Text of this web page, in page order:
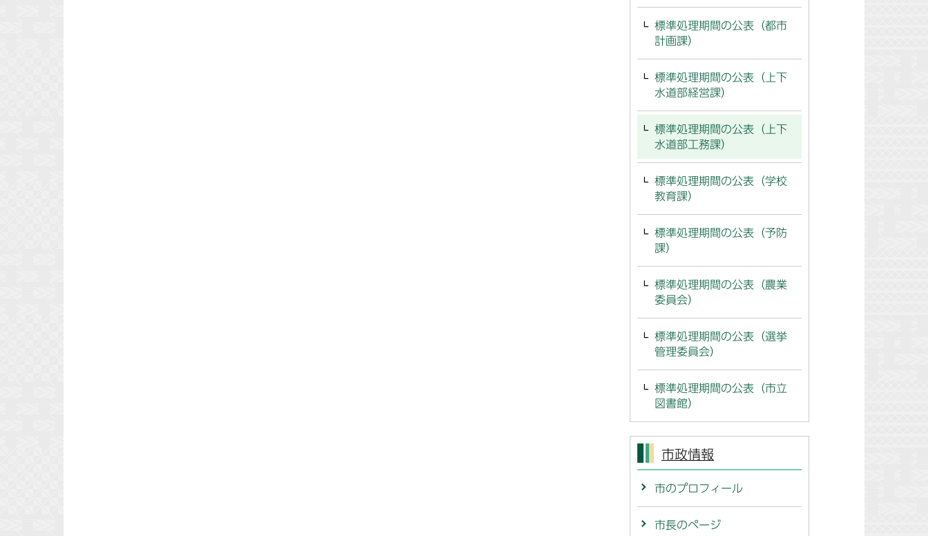
標準処理期間の公表（都市
計画課）
標準処理期間の公表（上下
水道部経営課）
標準処理期間の公表（上下
水道部工務課）
標準処理期間の公表（学校
教育課）
標準処理期間の公表（予防
課）
標準処理期間の公表（農業
委員会）
標準処理期間の公表（選挙
管理委員会）
標準処理期間の公表（市立
図書館）
市政情報
市のプロフィール
市長のページ